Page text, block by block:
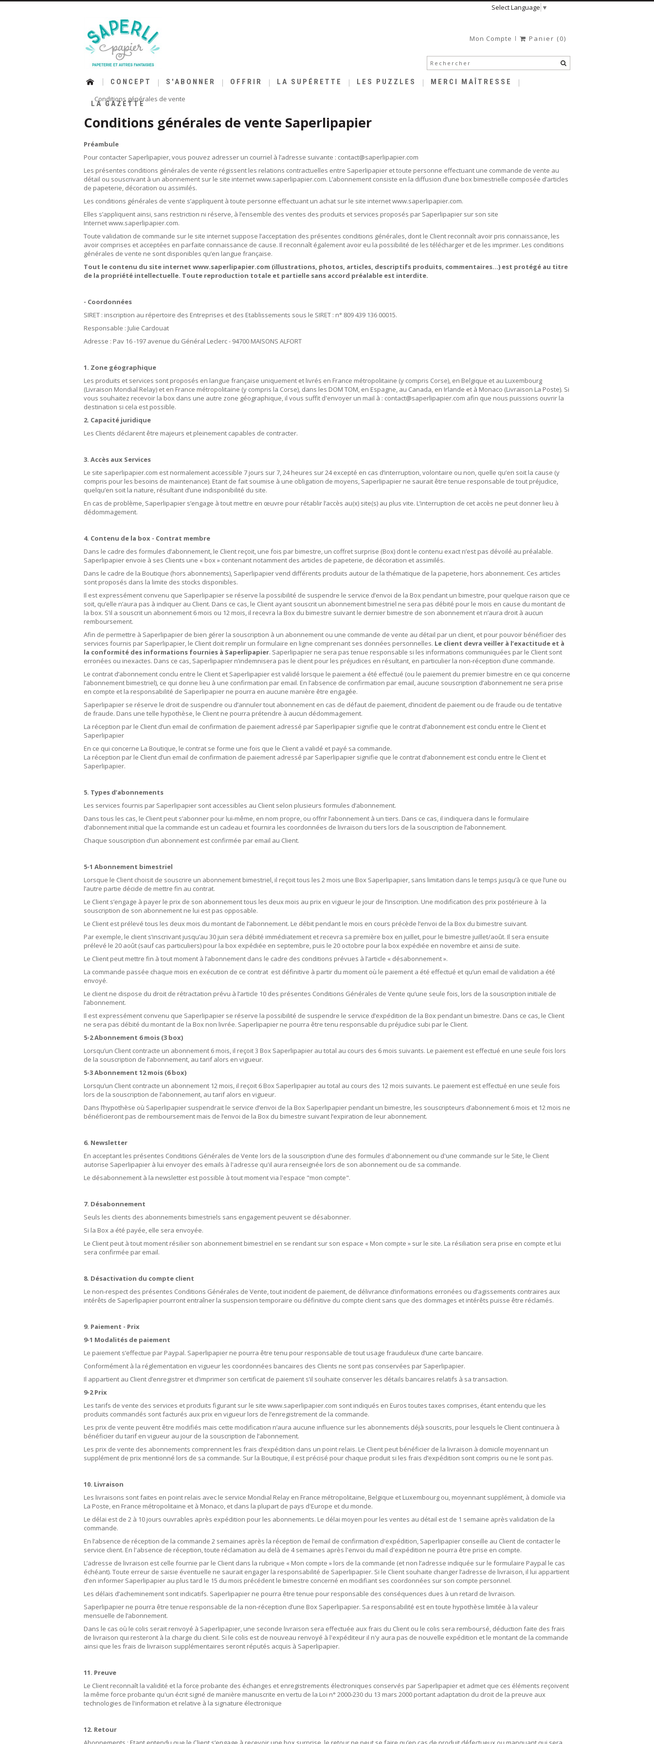
Select Language ▼
Panier (0)
Mon Compte
CONCEPT S'ABONNER OFFRIR LA SUPÉRETTE LES PUZZLES MERCI MAÎTRESSE
LA GAZETTE
Conditions générales de vente
Conditions générales de vente Saperlipapier
Préambule
Pour contacter Saperlipapier, vous pouvez adresser un courriel à l’adresse suivante : contact@saperlipapier.com
Les présentes conditions générales de vente régissent les relations contractuelles entre Saperlipapier et toute personne effectuant une commande de vente au
détail ou souscrivant à un abonnement sur le site internet www.saperlipapier.com. L’abonnement consiste en la diffusion d’une box bimestrielle composée d’articles
de papeterie, décoration ou assimilés.
Les conditions générales de vente s’appliquent à toute personne effectuant un achat sur le site internet www.saperlipapier.com.
Elles s’appliquent ainsi, sans restriction ni réserve, à l’ensemble des ventes des produits et services proposés par Saperlipapier sur son site
Internet www.saperlipapier.com.
Toute validation de commande sur le site internet suppose l’acceptation des présentes conditions générales, dont le Client reconnaît avoir pris connaissance, les
avoir comprises et acceptées en parfaite connaissance de cause. Il reconnaît également avoir eu la possibilité de les télécharger et de les imprimer. Les conditions
générales de vente ne sont disponibles qu’en langue française.
Tout le contenu du site internet www.saperlipapier.com (illustrations, photos, articles, descriptifs produits, commentaires…) est protégé au titre
de la propriété intellectuelle. Toute reproduction totale et partielle sans accord préalable est interdite.
- Coordonnées
SIRET : inscription au répertoire des Entreprises et des Etablissements sous le SIRET : n° 809 439 136 00015.
Responsable : Julie Cardouat
Adresse : Pav 16 -197 avenue du Général Leclerc - 94700 MAISONS ALFORT
1. Zone géographique
Les produits et services sont proposés en langue française uniquement et livrés en France métropolitaine (y compris Corse), en Belgique et au Luxembourg
(Livraison Mondial Relay) et en France métropolitaine (y compris la Corse), dans les DOM TOM, en Espagne, au Canada, en Irlande et à Monaco (Livraison La Poste). Si
vous souhaitez recevoir la box dans une autre zone géographique, il vous suffit d'envoyer un mail à : contact@saperlipapier.com afin que nous puissions ouvrir la
destination si cela est possible.
2. Capacité juridique
Les Clients déclarent être majeurs et pleinement capables de contracter.
3. Accès aux Services
Le site saperlipapier.com est normalement accessible 7 jours sur 7, 24 heures sur 24 excepté en cas d’interruption, volontaire ou non, quelle qu’en soit la cause (y
compris pour les besoins de maintenance). Etant de fait soumise à une obligation de moyens, Saperlipapier ne saurait être tenue responsable de tout préjudice,
quelqu’en soit la nature, résultant d’une indisponibilité du site.
En cas de problème, Saperlipapier s’engage à tout mettre en œuvre pour rétablir l’accès au(x) site(s) au plus vite. L’interruption de cet accès ne peut donner lieu à
dédommagement.
4. Contenu de la box - Contrat membre
Dans le cadre des formules d’abonnement, le Client reçoit, une fois par bimestre, un coffret surprise (Box) dont le contenu exact n’est pas dévoilé au préalable.
Saperlipapier envoie à ses Clients une « box » contenant notamment des articles de papeterie, de décoration et assimilés.
Dans le cadre de la Boutique (hors abonnements), Saperlipapier vend différents produits autour de la thématique de la papeterie, hors abonnement. Ces articles
sont proposés dans la limite des stocks disponibles.
Il est expressément convenu que Saperlipapier se réserve la possibilité de suspendre le service d’envoi de la Box pendant un bimestre, pour quelque raison que ce
soit, qu’elle n’aura pas à indiquer au Client. Dans ce cas, le Client ayant souscrit un abonnement bimestriel ne sera pas débité pour le mois en cause du montant de
la box. S’il a souscrit un abonnement 6 mois ou 12 mois, il recevra la Box du bimestre suivant le dernier bimestre de son abonnement et n’aura droit à aucun
remboursement.
Afin de permettre à Saperlipapier de bien gérer la souscription à un abonnement ou une commande de vente au détail par un client, et pour pouvoir bénéficier des
services fournis par Saperlipapier, le Client doit remplir un formulaire en ligne comprenant ses données personnelles. Le client devra veiller à l’exactitude et à
la conformité des informations fournies à Saperlipapier. Saperlipapier ne sera pas tenue responsable si les informations communiquées par le Client sont
erronées ou inexactes. Dans ce cas, Saperlipapier n’indemnisera pas le client pour les préjudices en résultant, en particulier la non-réception d’une commande.
Le contrat d’abonnement conclu entre le Client et Saperlipapier est validé lorsque le paiement a été effectué (ou le paiement du premier bimestre en ce qui concerne
l’abonnement bimestriel), ce qui donne lieu à une confirmation par email. En l’absence de confirmation par email, aucune souscription d’abonnement ne sera prise
en compte et la responsabilité de Saperlipapier ne pourra en aucune manière être engagée.
Saperlipapier se réserve le droit de suspendre ou d’annuler tout abonnement en cas de défaut de paiement, d’incident de paiement ou de fraude ou de tentative
de fraude. Dans une telle hypothèse, le Client ne pourra prétendre à aucun dédommagement.
La réception par le Client d’un email de confirmation de paiement adressé par Saperlipapier signifie que le contrat d’abonnement est conclu entre le Client et
Saperlipapier
En ce qui concerne La Boutique, le contrat se forme une fois que le Client a validé et payé sa commande.
La réception par le Client d’un email de confirmation de paiement adressé par Saperlipapier signifie que le contrat d’abonnement est conclu entre le Client et
Saperlipapier.
5. Types d’abonnements
Les services fournis par Saperlipapier sont accessibles au Client selon plusieurs formules d’abonnement.
Dans tous les cas, le Client peut s’abonner pour lui-même, en nom propre, ou offrir l’abonnement à un tiers. Dans ce cas, il indiquera dans le formulaire
d’abonnement initial que la commande est un cadeau et fournira les coordonnées de livraison du tiers lors de la souscription de l’abonnement.
Chaque souscription d’un abonnement est confirmée par email au Client.
5-1 Abonnement bimestriel
Lorsque le Client choisit de souscrire un abonnement bimestriel, il reçoit tous les 2 mois une Box Saperlipapier, sans limitation dans le temps jusqu’à ce que l’une ou
l’autre partie décide de mettre fin au contrat.
Le Client s’engage à payer le prix de son abonnement tous les deux mois au prix en vigueur le jour de l’inscription. Une modification des prix postérieure à la
souscription de son abonnement ne lui est pas opposable.
Le Client est prélevé tous les deux mois du montant de l’abonnement. Le débit pendant le mois en cours précède l’envoi de la Box du bimestre suivant.
Par exemple, le client s’inscrivant jusqu’au 30 juin sera débité immédiatement et recevra sa première box en juillet, pour le bimestre juillet/août. Il sera ensuite
prélevé le 20 août (sauf cas particuliers) pour la box expédiée en septembre, puis le 20 octobre pour la box expédiée en novembre et ainsi de suite.
Le Client peut mettre fin à tout moment à l’abonnement dans le cadre des conditions prévues à l’article « désabonnement ».
La commande passée chaque mois en exécution de ce contrat est définitive à partir du moment où le paiement a été effectué et qu’un email de validation a été
envoyé.
Le client ne dispose du droit de rétractation prévu à l’article 10 des présentes Conditions Générales de Vente qu’une seule fois, lors de la souscription initiale de
l’abonnement.
Il est expressément convenu que Saperlipapier se réserve la possibilité de suspendre le service d’expédition de la Box pendant un bimestre. Dans ce cas, le Client
ne sera pas débité du montant de la Box non livrée. Saperlipapier ne pourra être tenu responsable du préjudice subi par le Client.
5-2 Abonnement 6 mois (3 box)
Lorsqu’un Client contracte un abonnement 6 mois, il reçoit 3 Box Saperlipapier au total au cours des 6 mois suivants. Le paiement est effectué en une seule fois lors
de la souscription de l’abonnement, au tarif alors en vigueur.
5-3 Abonnement 12 mois (6 box)
Lorsqu’un Client contracte un abonnement 12 mois, il reçoit 6 Box Saperlipapier au total au cours des 12 mois suivants. Le paiement est effectué en une seule fois
lors de la souscription de l’abonnement, au tarif alors en vigueur.
Dans l’hypothèse où Saperlipapier suspendrait le service d’envoi de la Box Saperlipapier pendant un bimestre, les souscripteurs d’abonnement 6 mois et 12 mois ne
bénéficieront pas de remboursement mais de l’envoi de la Box du bimestre suivant l’expiration de leur abonnement.
6. Newsletter
En acceptant les présentes Conditions Générales de Vente lors de la souscription d'une des formules d'abonnement ou d'une commande sur le Site, le Client
autorise Saperlipapier à lui envoyer des emails à l'adresse qu'il aura renseignée lors de son abonnement ou de sa commande.
Le désabonnement à la newsletter est possible à tout moment via l'espace "mon compte".
7. Désabonnement
Seuls les clients des abonnements bimestriels sans engagement peuvent se désabonner.
Si la Box a été payée, elle sera envoyée.
Le Client peut à tout moment résilier son abonnement bimestriel en se rendant sur son espace « Mon compte » sur le site. La résiliation sera prise en compte et lui
sera confirmée par email.
8. Désactivation du compte client
Le non-respect des présentes Conditions Générales de Vente, tout incident de paiement, de délivrance d’informations erronées ou d’agissements contraires aux
intérêts de Saperlipapier pourront entraîner la suspension temporaire ou définitive du compte client sans que des dommages et intérêts puisse être réclamés.
9. Paiement - Prix
9-1 Modalités de paiement
Le paiement s’effectue par Paypal. Saperlipapier ne pourra être tenu pour responsable de tout usage frauduleux d’une carte bancaire.
Conformément à la réglementation en vigueur les coordonnées bancaires des Clients ne sont pas conservées par Saperlipapier.
Il appartient au Client d’enregistrer et d’imprimer son certificat de paiement s’il souhaite conserver les détails bancaires relatifs à sa transaction.
9-2 Prix
Les tarifs de vente des services et produits figurant sur le site www.saperlipapier.com sont indiqués en Euros toutes taxes comprises, étant entendu que les
produits commandés sont facturés aux prix en vigueur lors de l’enregistrement de la commande.
Les prix de vente peuvent être modifiés mais cette modification n’aura aucune influence sur les abonnements déjà souscrits, pour lesquels le Client continuera à
bénéficier du tarif en vigueur au jour de la souscription de l’abonnement.
Les prix de vente des abonnements comprennent les frais d’expédition dans un point relais. Le Client peut bénéficier de la livraison à domicile moyennant un
supplément de prix mentionné lors de sa commande. Sur la Boutique, il est précisé pour chaque produit si les frais d’expédition sont compris ou ne le sont pas.
10. Livraison
Les livraisons sont faites en point relais avec le service Mondial Relay en France métropolitaine, Belgique et Luxembourg ou, moyennant supplément, à domicile via
La Poste, en France métropolitaine et à Monaco, et dans la plupart de pays d'Europe et du monde.
Le délai est de 2 à 10 jours ouvrables après expédition pour les abonnements. Le délai moyen pour les ventes au détail est de 1 semaine après validation de la
commande.
En l’absence de réception de la commande 2 semaines après la réception de l’email de confirmation d'expédition, Saperlipapier conseille au Client de contacter le
service client. En l'absence de réception, toute réclamation au delà de 4 semaines après l'envoi du mail d'expédition ne pourra être prise en compte.
L’adresse de livraison est celle fournie par le Client dans la rubrique « Mon compte » lors de la commande (et non l’adresse indiquée sur le formulaire Paypal le cas
échéant). Toute erreur de saisie éventuelle ne saurait engager la responsabilité de Saperlipapier. Si le Client souhaite changer l’adresse de livraison, il lui appartient
d’en informer Saperlipapier au plus tard le 15 du mois précédent le bimestre concerné en modifiant ses coordonnées sur son compte personnel.
Les délais d’acheminement sont indicatifs. Saperlipapier ne pourra être tenue pour responsable des conséquences dues à un retard de livraison.
Saperlipapier ne pourra être tenue responsable de la non-réception d’une Box Saperlipapier. Sa responsabilité est en toute hypothèse limitée à la valeur
mensuelle de l’abonnement.
Dans le cas où le colis serait renvoyé à Saperlipapier, une seconde livraison sera effectuée aux frais du Client ou le colis sera remboursé, déduction faite des frais
de livraison qui resteront à la charge du client. Si le colis est de nouveau renvoyé à l'expéditeur il n'y aura pas de nouvelle expédition et le montant de la commande
ainsi que les frais de livraison supplémentaires seront réputés acquis à Saperlipapier.
11. Preuve
Le Client reconnaît la validité et la force probante des échanges et enregistrements électroniques conservés par Saperlipapier et admet que ces éléments reçoivent
la même force probante qu'un écrit signé de manière manuscrite en vertu de la Loi n° 2000-230 du 13 mars 2000 portant adaptation du droit de la preuve aux
technologies de l'information et relative à la signature électronique
12. Retour